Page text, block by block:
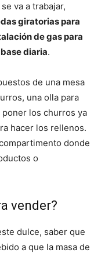
va a trabajar,
giratorias para
de gas para
diaria.
de una mesa
una olla para
los churros ya
hacer los rellenos.
donde
o
vender?
dulce, saber que
a que la masa de